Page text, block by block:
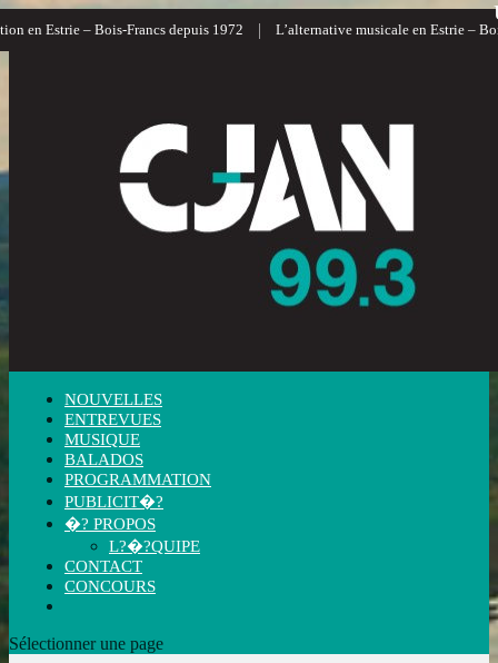
en Estrie – Bois-Francs depuis 1972 L’alternative musicale en Estrie –
NOUVELLES
ENTREVUES
MUSIQUE
BALADOS
PROGRAMMATION
PUBLICIT�?
�? PROPOS
L?�?QUIPE
CONTACT
CONCOURS
Sélectionner une page